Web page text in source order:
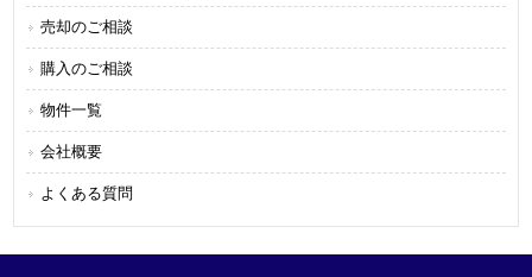
売却のご相談
購入のご相談
物件一覧
会社概要
よくある質問